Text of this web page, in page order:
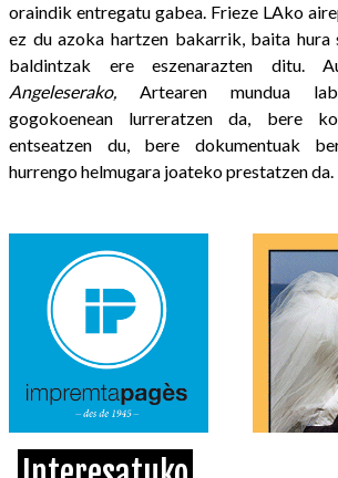
oraindik entregatu gabea. Frieze LAko
ez du azoka hartzen bakarrik, baita hura
baldintzak ere eszenarazten ditu.
Angeleserako,
Artearen mundua
gogokoenean lurreratzen da, bere
entseatzen du, bere dokumentuak
hurrengo helmugara joateko prestatzen da.